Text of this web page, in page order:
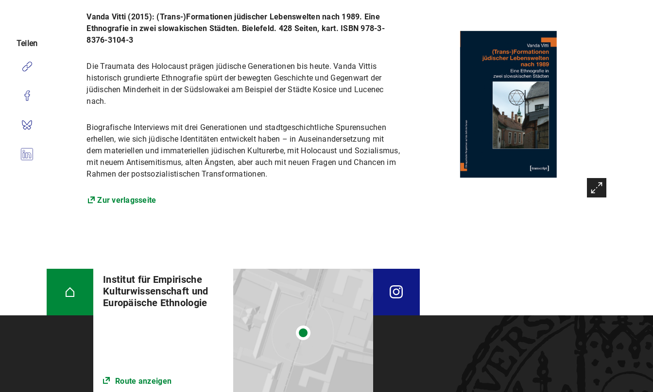
Vanda Vitti (2015): (Trans-)Formationen jüdischer Lebenswelten nach 1989. Eine
Ethnografie in zwei slowakischen Städten. Bielefeld. 428 Seiten, kart. ISBN 978-3-
8376-3104-3
Die Traumata des Holocaust prägen jüdische Generationen bis heute. Vanda Vittis
historisch grundierte Ethnografie spürt der bewegten Geschichte und Gegenwart der
jüdischen Minderheit in der Südslowakei am Beispiel der Städte Kosice und Lucenec
nach.
Biografische Interviews mit drei Generationen und stadtgeschichtliche Spurensuchen
erhellen, wie sich jüdische Identitäten entwickelt haben – in Auseinandersetzung mit
dem materiellen und immateriellen jüdischen Kulturerbe, mit Holocaust und Sozialismus,
mit neuem Antisemitismus, alten Ängsten, aber auch mit neuen Fragen und Chancen im
Rahmen der postsozialistischen Transformationen.
Zur verlagsseite
Teilen
Institut für Empirische
Kulturwissenschaft und
Europäische Ethnologie
Route anzeigen